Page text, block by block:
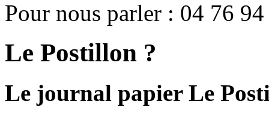
Pour nous parler : 04 76
Le Postillon ?
Le journal papier Le